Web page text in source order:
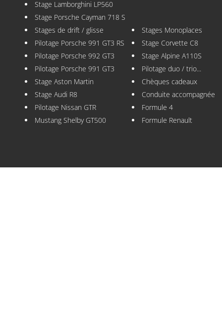
Stage Lamborghini LP560
Stage Porsche Cayman 718 S
Stages de drift / glisse
Pilotage Porsche 991 GT3 RS
Pilotage Porsche 992 GT3
Pilotage Porsche 991 GT3
Stage Aston Martin
Stage Audi R8
Pilotage Nissan GTR
Mustang Shelby GT500
Stages Monoplaces
Stage Corvette C8
Stage Alpine A110S
Pilotage duo / trio...
Chèques cadeaux
Conduite accompagnée
Formule 4
Formule Renault